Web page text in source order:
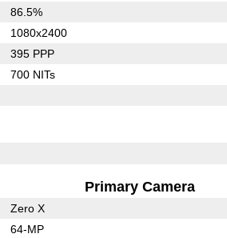
86.5%
1080x2400
395 PPP
700 NITs
Primary Camera
Zero X
64-MP